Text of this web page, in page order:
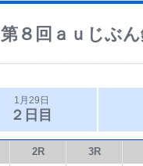
第８回ａｕじぶ
1月29日
２日目
2R 3R